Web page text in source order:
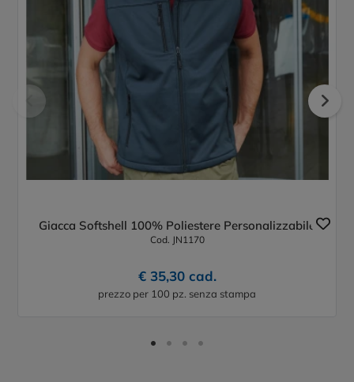
Giacca Softshell 100% Poliestere Personalizzabile
Cod. JN1170
€ 35,30 cad.
prezzo per 100 pz. senza stampa